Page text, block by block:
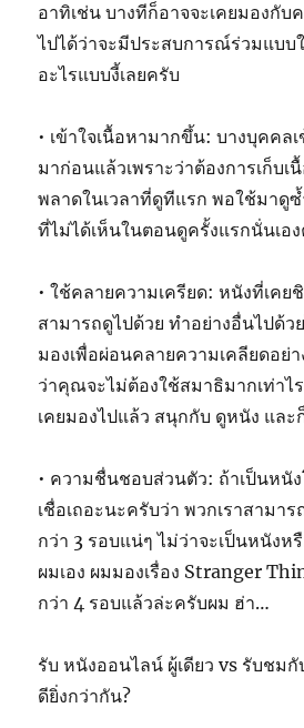
อาทิเช่น บางทีก็อาจจะเคยมองกับ
ไปได้ว่าจะมีประสบการณ์ร่วมแบ
อะไรแบบงี้เลยครับ
• เข้าใจเนื้อหามากขึ้น: บางบุคคล
มาก่อนแล้วเพราะว่าต้องการเก็บเ
พลาดในเวลาที่ดูทีแรก พอใช้มาดูซ้
ที่ไม่ได้เห็นในตอนดูครั้งแรกนั่นเอ
• ใช้คลายความเครียด: หนังที่เค
สามารถดูไปด้วย ทำอย่างอื่นไปด้ว
มองเพื่อผ่อนคลายความเคลียดอย่า
ว่าคุณจะไม่ต้องใช้สมาธิมากเท่าไ
เคยมองไปแล้ว สนุกกับ ดูหนัง และ
• ความชื่นชอบส่วนตัว: ถ้าเป็นหนั
เชื่อเถอะนะครับว่า พวกเราสามา
กว่า 3 รอบแน่ๆ ไม่ว่าจะเป็นหนังห
ผมเอง ผมมองเรื่อง Stranger
กว่า 4 รอบแล้วล่ะครับผม ฮ่า…
รับ หนังออนไลน์ ผู้เดียว vs รับชม
ดียิ่งกว่ากัน?